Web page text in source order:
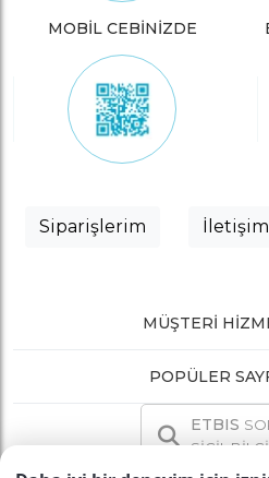
MOBİL CEBİNİZDE
Siparişlerim İletişim
MÜŞTERI
POPÜLER
ETBIS
SİCİL